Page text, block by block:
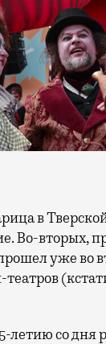
Во-вторых,
уже во
летию со дня